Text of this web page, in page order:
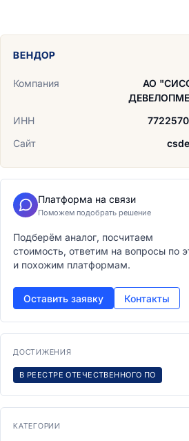
ВЕНДОР
Компания
АО
ИНН
Сайт
Платформа на связи
Поможем подобрать решение
Подберём аналог, посчитаем
стоимость, ответим на вопросы по
и похожим платформам.
Оставить заявку Контакты
ДОСТИЖЕНИЯ
В РЕЕСТРЕ ОТЕЧЕСТВЕННОГО ПО
КАТЕГОРИИ